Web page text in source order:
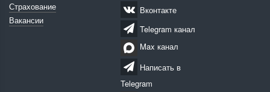
Страхование
Вакансии
Вконтакте
Telegram канал
Max канал
Написать в
Telegram